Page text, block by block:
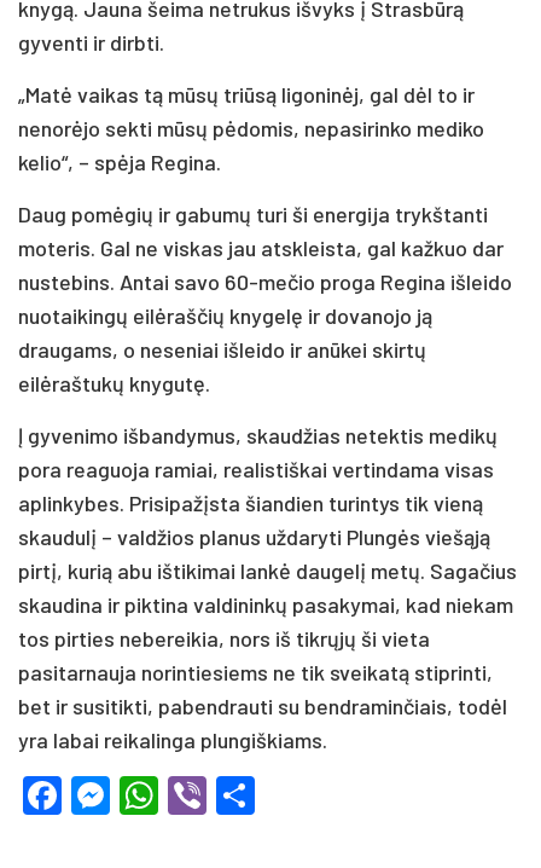
knygą. Jauna šeima netrukus išvyks į Strasbūrą
gyventi ir dirbti.
„Matė vaikas tą mūsų triūsą ligoninėj, gal dėl to ir
nenorėjo sekti mūsų pėdomis, nepasirinko mediko
kelio“, – spėja Regina.
Daug pomėgių ir gabumų turi ši energija trykštanti
moteris. Gal ne viskas jau atskleista, gal kažkuo dar
nustebins. Antai savo 60-mečio proga Regina išleido
nuotaikingų eilėraščių knygelę ir dovanojo ją
draugams, o neseniai išleido ir anūkei skirtų
eilėraštukų knygutę.
Į gyvenimo išbandymus, skaudžias netektis medikų
pora reaguoja ramiai, realistiškai vertindama visas
aplinkybes. Prisipažįsta šiandien turintys tik vieną
skaudulį – valdžios planus uždaryti Plungės viešąją
pirtį, kurią abu ištikimai lankė daugelį metų. Sagačius
skaudina ir piktina valdininkų pasakymai, kad niekam
tos pirties nebereikia, nors iš tikrųjų ši vieta
pasitarnauja norintiesiems ne tik sveikatą stiprinti,
bet ir susitikti, pabendrauti su bendraminčiais, todėl
yra labai reikalinga plungiškiams.
Facebook
Messenger
WhatsApp
Viber